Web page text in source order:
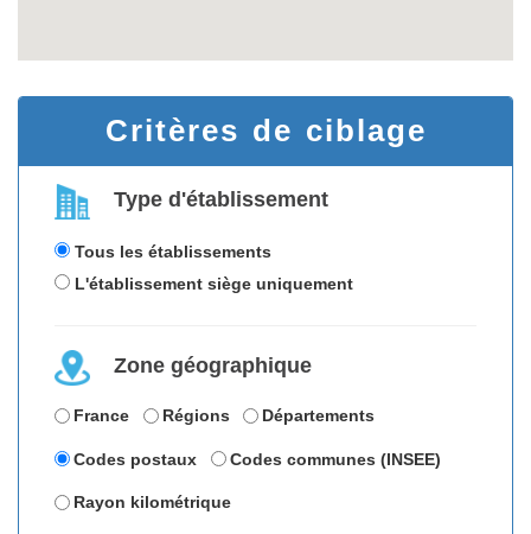
Critères de ciblage
Type d'établissement
Tous les établissements
L'établissement siège uniquement
Zone géographique
France Régions Départements
Codes postaux Codes communes (INSEE)
Rayon kilométrique